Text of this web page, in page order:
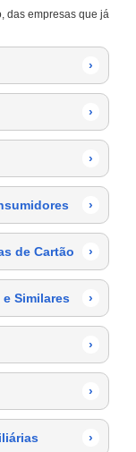
das empresas que já
›
›
›
›
de Cartão ›
Similares ›
›
›
›